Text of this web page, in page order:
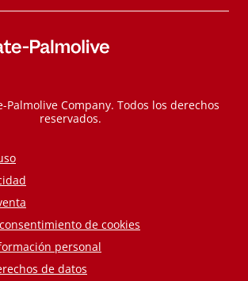
Palmolive Company. Todos los derechos
reservados.
de cookies
personal
de datos